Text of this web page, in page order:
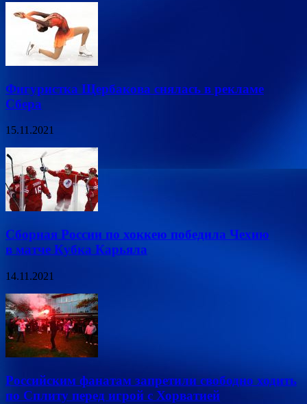
Фигуристка Щербакова снялась в рекламе
Сбера
15.11.2021
Сборная России по хоккею победила Чехию
в матче Кубка Карьяла
14.11.2021
Российским фанатам запретили свободно ходить
по Сплиту перед игрой с Хорватией